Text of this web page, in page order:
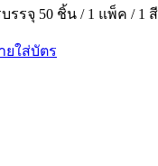
รจุ 50 ชิ้น / 1 แพ็ค / 1 สี
ยใส่บัตร